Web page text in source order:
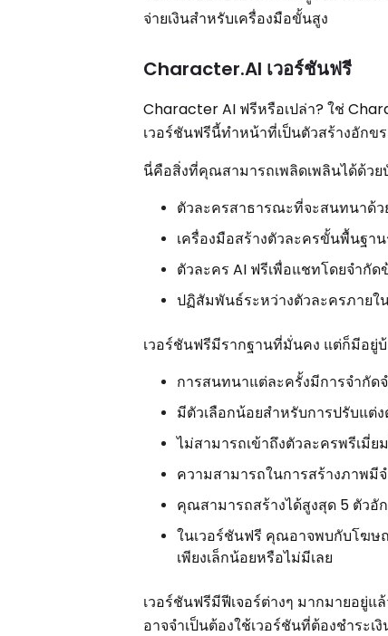
จ่ายเงินสำหรับเครื่องมือขั้นสูง
Character.AI เวอร์ชันฟรี
Character AI ฟรีหรือเปล่า? ใช่
เวอร์ชันฟรีนี้ทำหน้าที่เป็นตัวสร้างอักข
นี่คือสิ่งที่คุณสามารถเพลิดเพลินได้ด้ว
ตัวละครสาธารณะที่จะสนทนาด้ว
เครื่องมือสร้างตัวละครขั้นพื้นฐา
ตัวละคร AI ฟรีเพื่อแชทโดยจำกั
ปฏิสัมพันธ์ระหว่างตัวละครภาย
เวอร์ชันฟรีมีรากฐานที่มั่นคง แต่ก็มีอยู่บ้
การสนทนาแต่ละครั้งมีการจำกั
มีตัวเลือกน้อยสำหรับการปรับแต่
ไม่สามารถเข้าถึงตัวละครพรีเมี่ย
ความสามารถในการสร้างภาพมี
คุณสามารถสร้างได้สูงสุด 5 ตัวอั
ในเวอร์ชันฟรี คุณอาจพบกับโฆษ
เพียงเล็กน้อยหรือไม่มีเลย
เวอร์ชันฟรีมีฟีเจอร์ต่างๆ มากมายอยู่แ
อาจจำเป็นต้องใช้เวอร์ชันที่ต้องชำระเงิ